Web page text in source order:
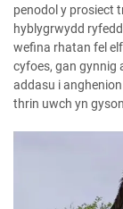
penodol y prosiect
hyblygrwydd
wefina rhatan fel
cyfoes, gan gynnig
addasu i
thrin uwch yn